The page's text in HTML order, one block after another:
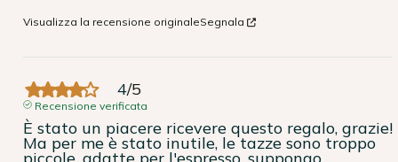
Visualizza la recensione originaleSegnala
4/5
Recensione verificata
È stato un piacere ricevere questo regalo, grazie!
Ma per me è stato inutile, le tazze sono troppo